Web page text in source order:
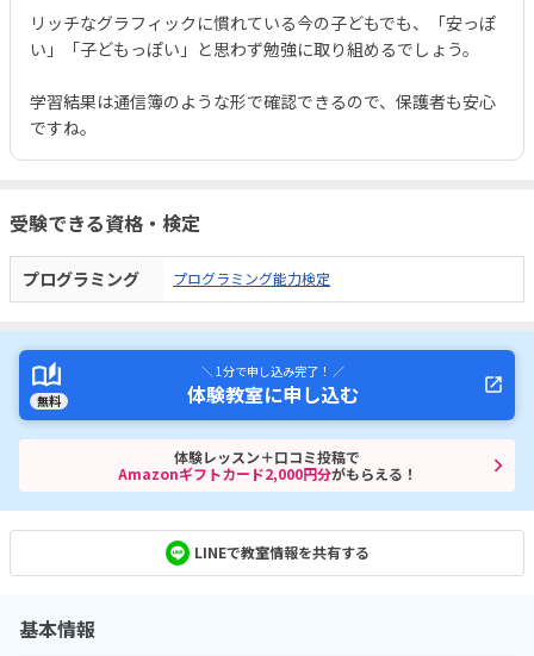
リッチなグラフィックに慣れている今の子どもでも、「安っぽ
い」「子どもっぽい」と思わず勉強に取り組めるでしょう。
学習結果は通信簿のような形で確認できるので、保護者も安心
ですね。
受験できる資格・検定
プログラミング プログラミング能力検定
無料
＼ 1分で申し込み完了！ ／
体験教室に申し込む
体験レッスン＋口コミ投稿で
Amazonギフトカード2,000円分がもらえる！
LINEで教室情報を共有する
基本情報